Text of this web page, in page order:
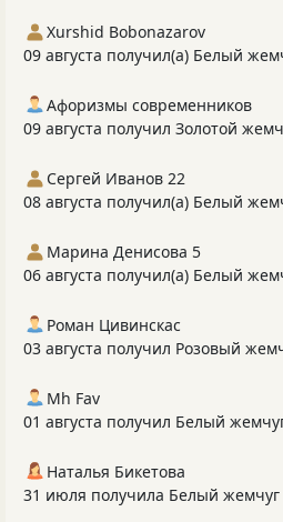
Xurshid Bobonazarov
09 августа получил(а) Белый
Афоризмы современников
09 августа получил Золотой
Сергей Иванов 22
08 августа получил(а) Белый
Марина Денисова 5
06 августа получил(а) Белый
Роман Цивинскас
03 августа получил Розовый
Mh Fav
01 августа получил Белый
Наталья Бикетова
31 июля получила Белый жемчуг